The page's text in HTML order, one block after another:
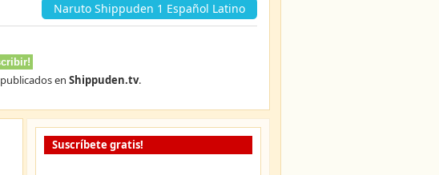
Naruto Shippuden 1 Español Latino
publicados en Shippuden.tv.
Suscríbete gratis!